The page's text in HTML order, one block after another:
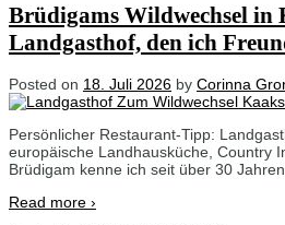
Brüdigams Wildwechsel in
Landgasthof, den ich
Posted on 18. Juli 2026 by Corinna
Persönlicher Restaurant-Tipp:
europäische Landhausküche, Country
Brüdigam kenne ich seit über 30 Jahren.
Read more ›